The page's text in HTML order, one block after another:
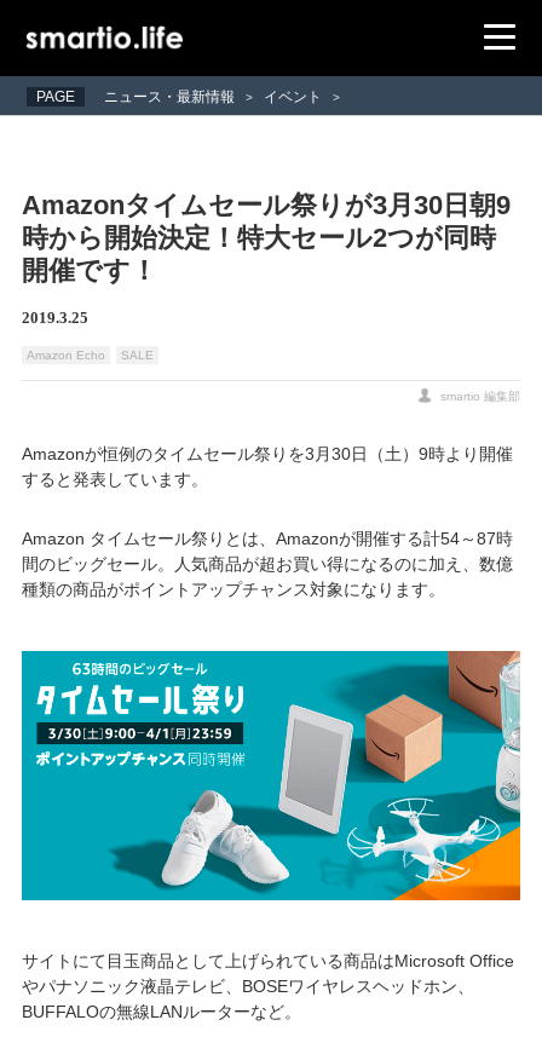
PAGE ニュース・最新情報 > イベント >
Amazonタイムセール祭りが3月30日朝9
時から開始決定！特大セール2つが同時
開催です！
2019.3.25
Amazon Echo SALE
smartio 編集部
Amazonが恒例のタイムセール祭りを3月30日（土）9時より開催
すると発表しています。
Amazon タイムセール祭りとは、Amazonが開催する計54～87時
間のビッグセール。人気商品が超お買い得になるのに加え、数億
種類の商品がポイントアップチャンス対象になります。
サイトにて目玉商品として上げられている商品はMicrosoft Office
やパナソニック液晶テレビ、BOSEワイヤレスヘッドホン、
BUFFALOの無線LANルーターなど。